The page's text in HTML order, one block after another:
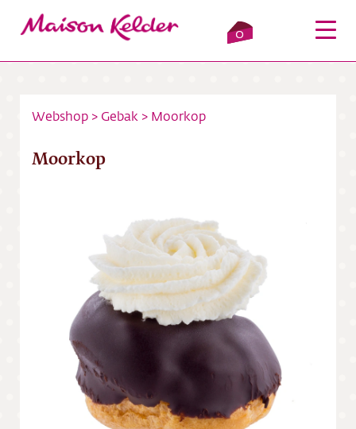
0
Inloggen
Bezorging
Vacatures
Webshop > Gebak > Moorkop
Moorkop